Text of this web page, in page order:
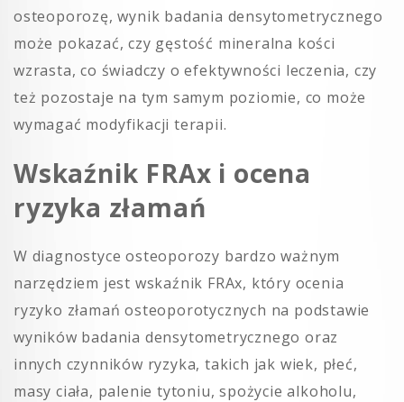
osteoporozę, wynik badania densytometrycznego
może pokazać, czy gęstość mineralna kości
wzrasta, co świadczy o efektywności leczenia, czy
też pozostaje na tym samym poziomie, co może
wymagać modyfikacji terapii.
Wskaźnik FRAx i ocena
ryzyka złamań
W diagnostyce osteoporozy bardzo ważnym
narzędziem jest wskaźnik FRAx, który ocenia
ryzyko złamań osteoporotycznych na podstawie
wyników badania densytometrycznego oraz
innych czynników ryzyka, takich jak wiek, płeć,
masy ciała, palenie tytoniu, spożycie alkoholu,